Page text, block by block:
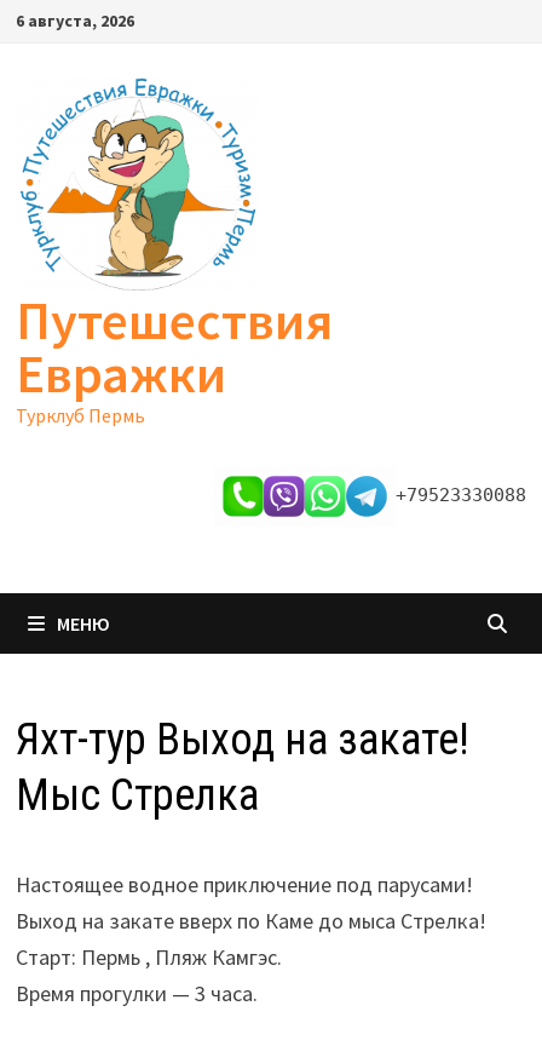
Перейти
содержимому
6 августа, 2026
Путешествия
Евражки
Турклуб Пермь
+79523330088
МЕНЮ
Яхт-тур Выход на закате!
Мыс Стрелка
Настоящее водное приключение под парусами!
Выход на закате вверх по Каме до мыса Стрелка!
Старт: Пермь , Пляж Камгэс.
Время прогулки — 3 часа.